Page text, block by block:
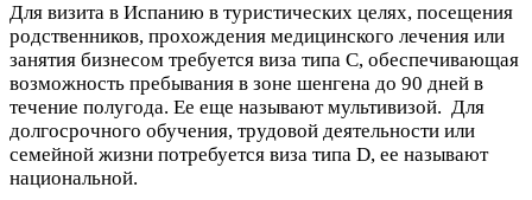
Для визита в Испанию в туристических целях, посещения
родственников, прохождения медицинского лечения или
занятия бизнесом требуется виза типа С, обеспечивающая
возможность пребывания в зоне шенгена до 90 дней в
течение полугода. Ее еще называют мультивизой. Для
долгосрочного обучения, трудовой деятельности или
семейной жизни потребуется виза типа D, ее называют
национальной.